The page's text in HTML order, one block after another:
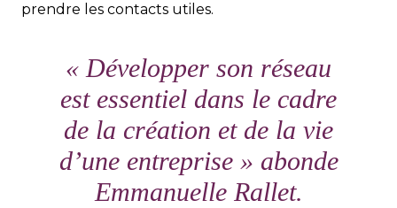
prendre les contacts utiles.
« Développer son réseau
est essentiel dans le cadre
de la création et de la vie
d’une entreprise» abonde
Emmanuelle Rallet.